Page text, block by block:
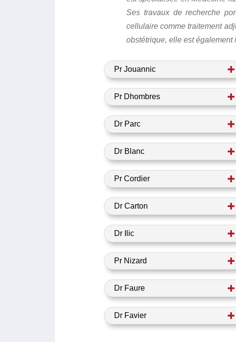
Ses travaux de recherche
cellulaire comme traitement
obstétrique, elle est également
Pr Jouannic
Pr Dhombres
Dr Parc
Dr Blanc
Pr Cordier
Dr Carton
Dr Ilic
Pr Nizard
Dr Faure
Dr Favier